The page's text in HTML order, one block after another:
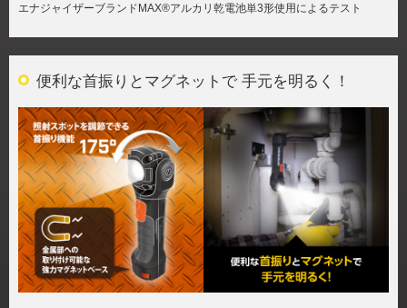
エナジャイザーブランドMAX®アルカリ乾電池単3形使用によるテスト
便利な首振りとマグネットで 手元を明るく！